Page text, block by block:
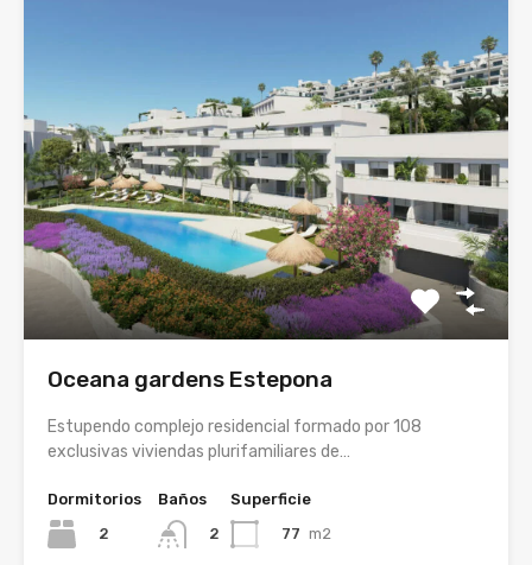
Oceana gardens Estepona
Estupendo complejo residencial formado por 108
exclusivas viviendas plurifamiliares de…
Dormitorios
2
Baños
2
Superficie
77 m2